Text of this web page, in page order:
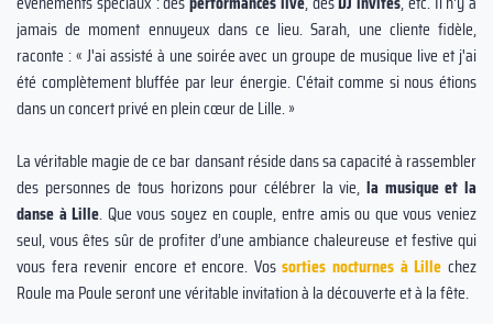
jamais de moment ennuyeux dans ce lieu. Sarah, une cliente fidèle,
raconte : « J'ai assisté à une soirée avec un groupe de musique live et j'ai
été complètement bluffée par leur énergie. C'était comme si nous étions
dans un concert privé en plein cœur de Lille. »
La véritable magie de ce bar dansant réside dans sa capacité à rassembler
des personnes de tous horizons pour célébrer la vie, la musique et la
danse à Lille. Que vous soyez en couple, entre amis ou que vous veniez
seul, vous êtes sûr de profiter d’une ambiance chaleureuse et festive qui
vous fera revenir encore et encore. Vossorties nocturnes à Lille chez
Roule ma Poule seront une véritable invitation à la découverte et à la fête.